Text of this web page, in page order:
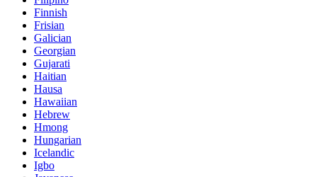
Finnish
Frisian
Galician
Georgian
Gujarati
Haitian
Hausa
Hawaiian
Hebrew
Hmong
Hungarian
Icelandic
Igbo